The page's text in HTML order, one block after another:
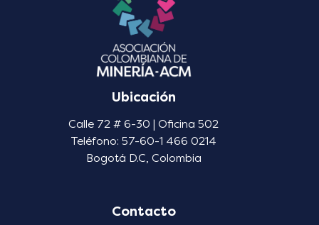
Ubicación
Calle 72 # 6-30 | Oficina 502
Teléfono: 57-60-1 466 0214
Bogotá D.C, Colombia
Contacto